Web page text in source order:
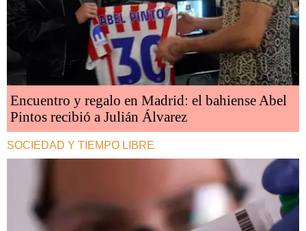
Encuentro y regalo en Madrid: el bahiense Abel
Pintos recibió a Julián Álvarez
SOCIEDAD Y TIEMPO LIBRE